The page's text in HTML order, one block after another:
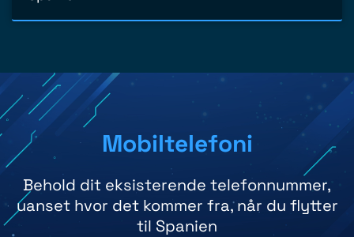
Mobiltelefoni
Behold dit eksisterende telefonnummer,
uanset hvor det kommer fra, når du flytter
til Spanien